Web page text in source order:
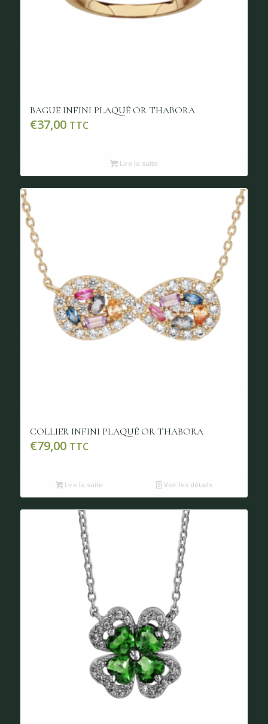
BAGUE INFINI PLAQUÉ OR THABORA
€37,00 TTC
Lire la suite
COLLIER INFINI PLAQUÉ OR THABORA
€79,00 TTC
Lire la suite Voir les détails